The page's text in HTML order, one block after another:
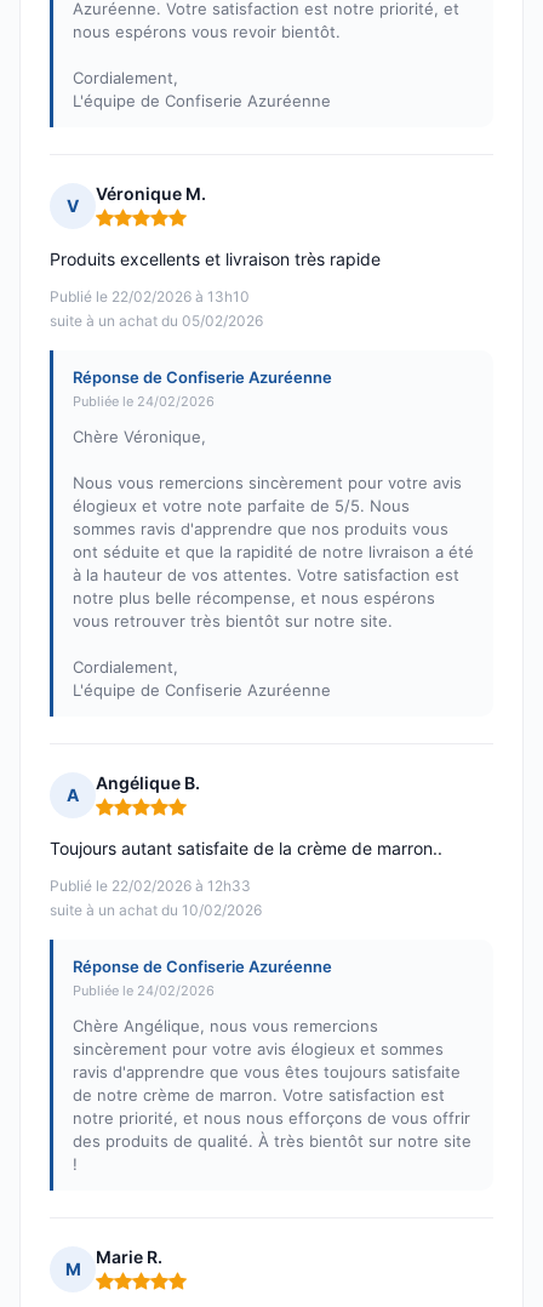
Azuréenne. Votre satisfaction est notre priorité, et
nous espérons vous revoir bientôt.
Cordialement,
L'équipe de Confiserie Azuréenne
V
Véronique M.
Note : 5 sur 5
Publié le 22/02/2026 à 13h10
suite à un achat du 05/02/2026
Produits excellents et livraison très rapide
Réponse de Confiserie Azuréenne
Publiée le 24/02/2026
Chère Véronique,
Nous vous remercions sincèrement pour votre avis
élogieux et votre note parfaite de 5/5. Nous
sommes ravis d'apprendre que nos produits vous
ont séduite et que la rapidité de notre livraison a été
à la hauteur de vos attentes. Votre satisfaction est
notre plus belle récompense, et nous espérons
vous retrouver très bientôt sur notre site.
Cordialement,
L'équipe de Confiserie Azuréenne
A
Angélique B.
Note : 5 sur 5
Publié le 22/02/2026 à 12h33
suite à un achat du 10/02/2026
Toujours autant satisfaite de la crème de marron..
Réponse de Confiserie Azuréenne
Publiée le 24/02/2026
Chère Angélique, nous vous remercions
sincèrement pour votre avis élogieux et sommes
ravis d'apprendre que vous êtes toujours satisfaite
de notre crème de marron. Votre satisfaction est
notre priorité, et nous nous efforçons de vous offrir
des produits de qualité. À très bientôt sur notre site
!
M
Marie R.
Note : 5 sur 5